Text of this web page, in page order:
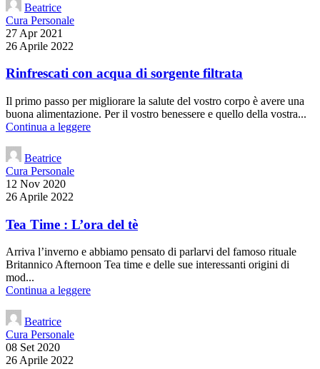
Beatrice
Cura Personale
27 Apr 2021
26 Aprile 2022
Rinfrescati con acqua di sorgente filtrata
Il primo passo per migliorare la salute del vostro corpo è avere una
buona alimentazione. Per il vostro benessere e quello della vostra...
Continua a leggere
Beatrice
Cura Personale
12 Nov 2020
26 Aprile 2022
Tea Time : L’ora del tè
Arriva l’inverno e abbiamo pensato di parlarvi del famoso rituale
Britannico Afternoon Tea time e delle sue interessanti origini di
mod...
Continua a leggere
Beatrice
Cura Personale
08 Set 2020
26 Aprile 2022